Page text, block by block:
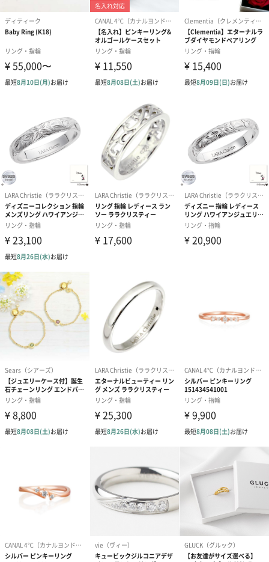
種類
カラーはプラチナ仕上げと18金ゴールドの2タイプとなります。
EVER BRILLIANCE（エバーブリリアンス）
東京に拠点を持つ間もなく創業20年の、ネット販売専門のジュエ
リーショップです。
主に人工宝石を使用し、低価格で日常から楽しめる、それでいて
アクセサリーとは一線を画す高級感のあるジュエリーの作成にこ
だわっております。
上質なダイヤモンドや希少なジェムストーンのジュエリーは大変
高価で、なくしたりしてしまう心配からどうしても日常の利用に
は適さないもの・・・
だからこそ「低価格でも高級感があり、身に着けて恥ずかしくな
いクオリティー」のジュエリーをお届けし、日々の疲れをいや
し、女性を輝かせるアイテムとしてのお手伝いが出来たらとこれ
からも努力してまいります。
商品詳細情報
外装サイズ
幅8cmX縦7cmX高さ4cm
"素材／原材
料
プラチナ仕上（スターリングシルバー925＋プラチナ
コーティング）
6号~13号（1号刻み）
ご使用上／安
全上の注意
【外すときは最初、身に着けるときは最後】
ジュエリーを身に着けた状態での化粧・スキンケアは
避けましょう。
化粧品に限らず、クリーム類や整髪料、香水に含まれ
ません。ダイヤモンド等、石付きのジュエリーの場
合、石の裏側に油や不純物が付着して輝きが損なわれ